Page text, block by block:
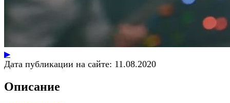
▶
Дата публикации на сайте: 11.08.2020
Описание